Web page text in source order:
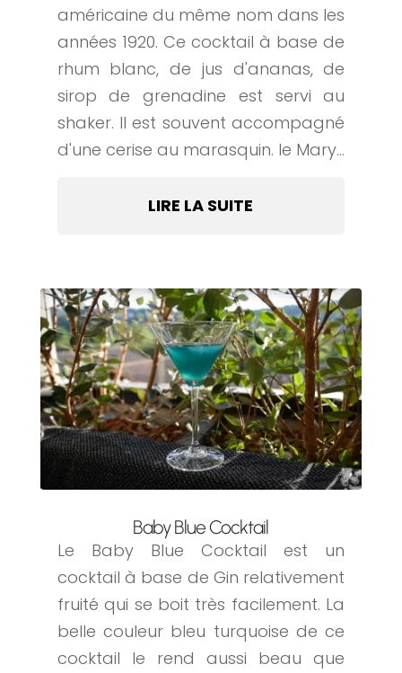
américaine du même nom dans les
années 1920. Ce cocktail à base de
rhum blanc, de jus d'ananas, de
sirop de grenadine est servi au
shaker. Il est souvent accompagné
d'une cerise au marasquin. le Mary...
LIRE LA SUITE
Baby Blue Cocktail
Le Baby Blue Cocktail est un
cocktail à base de Gin relativement
fruité qui se boit très facilement. La
belle couleur bleu turquoise de ce
cocktail le rend aussi beau que